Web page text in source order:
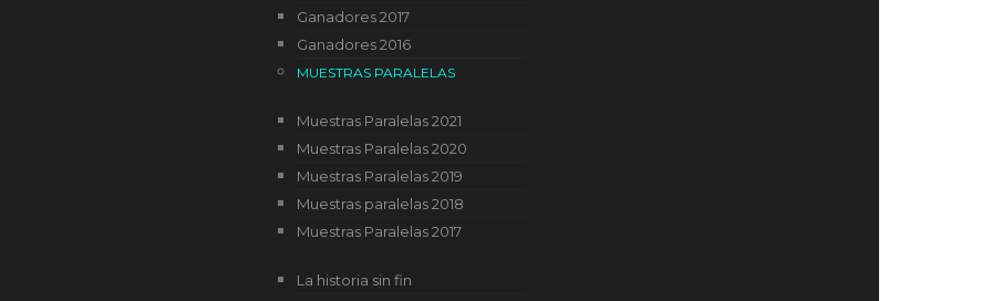
Ganadores 2017
Ganadores 2016
MUESTRAS PARALELAS
Muestras Paralelas 2021
Muestras Paralelas 2020
Muestras Paralelas 2019
Muestras paralelas 2018
Muestras Paralelas 2017
La historia sin fin